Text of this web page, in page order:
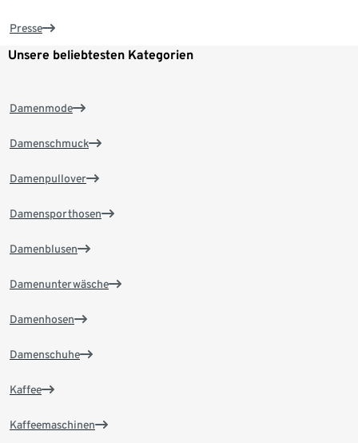
Presse
Unsere beliebtesten Kategorien
Damenmode
Damenschmuck
Damenpullover
Damensporthosen
Damenblusen
Damenunterwäsche
Damenhosen
Damenschuhe
Kaffee
Kaffeemaschinen